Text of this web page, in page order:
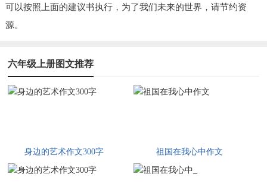
可以按照上面的建议书执行，为了我们未来的世界，请节约资
源。
六年级上册图文推荐
身边的艺术作文300字 祖国在我心中作文